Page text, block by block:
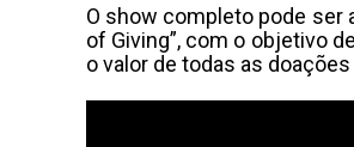
O show completo pode ser
of Giving”, com o objetivo
o valor de todas as